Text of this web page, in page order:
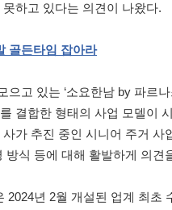
하고 있다는 의견이 나왔다.
골든타임 잡아라
고 있는 ‘소요한남 by 파르나
결합한 형태의 사업 모델이
가 추진 중인 시니어 주거 사
식 등에 대해 활발하게 의견
2024년 2월 개설된 업계 최초